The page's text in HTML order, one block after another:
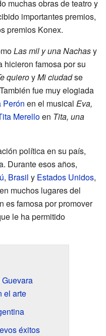
muchas obras de teatro y
importantes premios,
premios Konex.
Las mil y una Nachasy
hicieron famosa por su
quieroyMi ciudadse
fue muy elogiada
Perón en el musical Eva,
Merelloen Tita, una
política en su país,
Durante esos años,
, Brasil y Estados Unidos,
muchos lugares del
es famosa por promover
le ha permitido
el arte
éxitos